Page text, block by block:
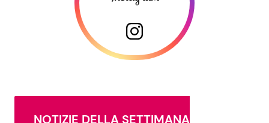
NOTIZIE DELLA SETTIMANA